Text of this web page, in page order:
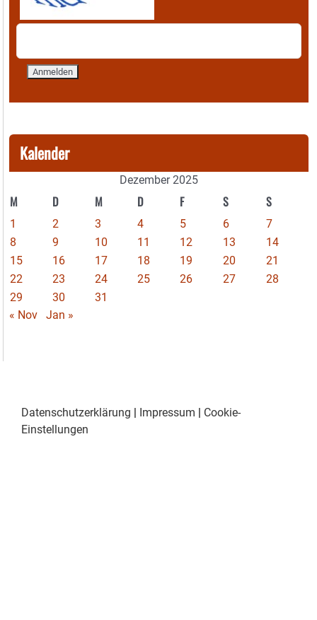
Kalender
Dezember 2025
M D M D F S S
1 2 3 4 5 6
7
8
9 10 11 12 13
14
15
16 17 18 19 20
21
22
23 24 25 26 27
28
29
30
31
« Nov
Jan »
Datenschutzerklärung | Impressum | Cookie-
Einstellungen